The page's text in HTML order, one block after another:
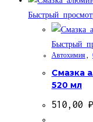
Быстрый
Быстрый
Автохимия
Смазка
520 мл
510,00 ₽